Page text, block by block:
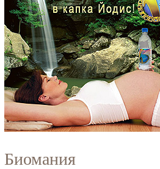
Биомания